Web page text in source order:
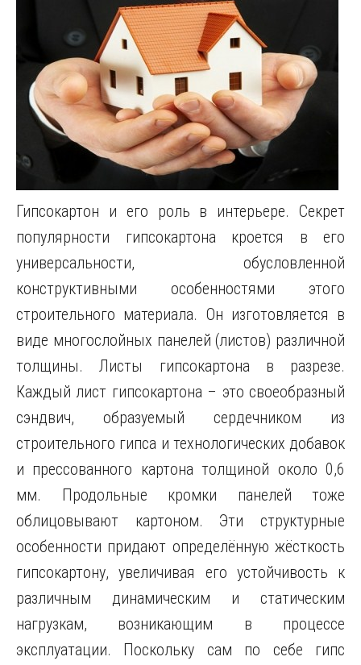
Гипсокартон и его роль в интерьере. Секрет
популярности гипсокартона кроется в его
универсальности, обусловленной
конструктивными особенностями этого
строительного материала. Он изготовляется в
виде многослойных панелей (листов) различной
толщины. Листы гипсокартона в разрезе.
Каждый лист гипсокартона – это своеобразный
сэндвич, образуемый сердечником из
строительного гипса и технологических добавок
и прессованного картона толщиной около 0,6
мм. Продольные кромки панелей тоже
облицовывают картоном. Эти структурные
особенности придают определённую жёсткость
гипсокартону, увеличивая его устойчивость к
различным динамическим и статическим
нагрузкам, возникающим в процессе
эксплуатации. Поскольку сам по себе гипс